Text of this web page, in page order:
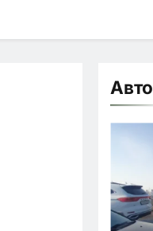
Авто